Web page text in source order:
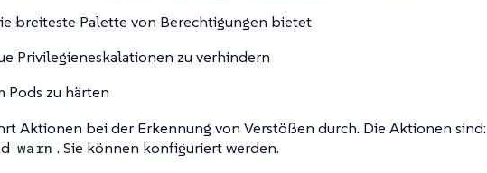
breiteste Palette von Berechtigungen bietet
Privilegieneskalationen zu verhindern
Pods zu härten
Aktionen bei der Erkennung von Verstößen durch. Die Aktionen sind:
warn . Sie können konfiguriert werden.